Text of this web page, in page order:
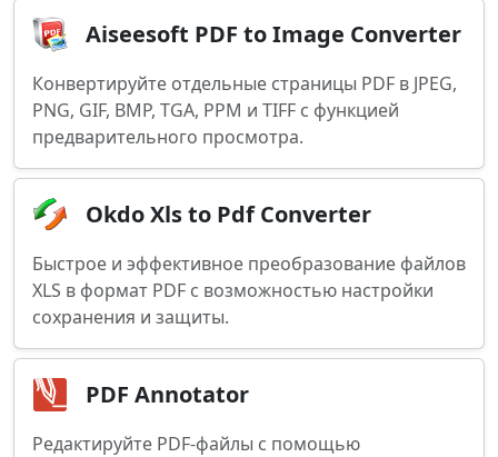
Aiseesoft PDF to Image Converter
Конвертируйте отдельные страницы PDF в JPEG,
PNG, GIF, BMP, TGA, PPM и TIFF с функцией
предварительного просмотра.
Okdo Xls to Pdf Converter
Быстрое и эффективное преобразование файлов
XLS в формат PDF с возможностью настройки
сохранения и защиты.
PDF Annotator
Редактируйте PDF-файлы с помощью